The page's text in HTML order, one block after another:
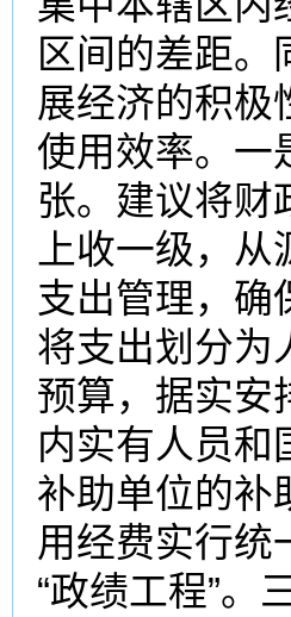
区间的差距
展经济的积
使用效率。一
张。建议将财
上收一级，
支出管理，确
将支出划分为
预算，据实安
内实有人员和
补助单位的补
用经费实行统
“政绩工程”。